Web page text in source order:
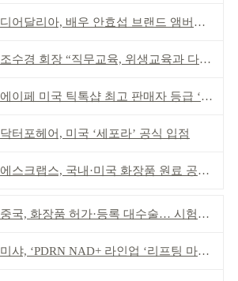
디어달리아, 배우 안효섭 브랜드 앰버서더 발탁
조수경 회장 “직무교육, 위생교육과 다르다”
에이페 미국 틱톡샵 최고 판매자 등급 ‘Tier 5’ 달성
닥터포헤어, 미국 ‘세포라’ 공식 입점
에스크랩스, 국내·미국 화장품 원료 공식 등재
중국, 화장품 허가·등록 대수술… 시험자료 공용 허용
미샤, ‘PDRN NAD+ 라인업 ‘리프팅 마스크’ 출시